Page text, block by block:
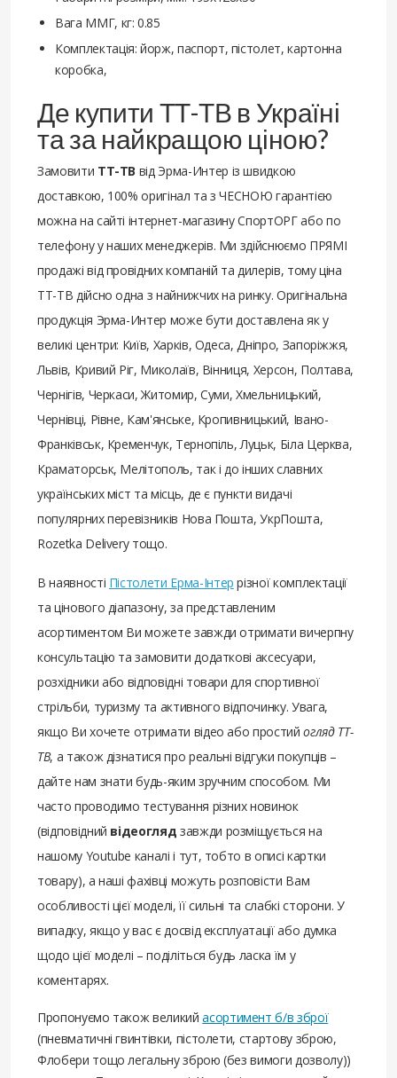
Вага ММГ, кг: 0.85
Комплектація: йорж, паспорт, пістолет, картонна
коробка,
Де купити ТТ-ТВ в Україні
та за найкращою ціною?
Замовити ТТ-ТВ від Эрма-Интер із швидкою
доставкою, 100% оригінал та з ЧЕСНОЮ гарантією
можна на сайті інтернет-магазину СпортОРГ або по
телефону у наших менеджерів. Ми здійснюємо ПРЯМІ
продажі від провідних компаній та дилерів, тому ціна
ТТ-ТВ дійсно одна з найнижчих на ринку. Оригінальна
продукція Эрма-Интер може бути доставлена ​​як у
великі центри: Київ, Харків, Одеса, Дніпро, Запоріжжя,
Львів, Кривий Ріг, Миколаїв, Вінниця, Херсон, Полтава,
Чернігів, Черкаси, Житомир, Суми, Хмельницький,
Чернівці, Рівне, Кам'янське, Кропивницький, Івано-
Франківськ, Кременчук, Тернопіль, Луцьк, Біла Церква,
Краматорськ, Мелітополь, так і до інших славних
українських міст та місць, де є пункти видачі
популярних перевізників Нова Пошта, УкрПошта,
Rozetka Delivery тощо.
В наявності Пістолети Ерма-Інтер різної комплектації
та цінового діапазону, за представленим
асортиментом Ви можете завжди отримати вичерпну
консультацію та замовити додаткові аксесуари,
розхідники або відповідні товари для спортивної
стрільби, туризму та активного відпочинку. Увага,
якщо Ви хочете отримати відео або простийогляд ТТ-
ТВ, а також дізнатися про реальні відгуки покупців –
дайте нам знати будь-яким зручним способом. Ми
часто проводимо тестування різних новинок
(відповідний відеогляд завжди розміщується на
нашому Youtube каналі і тут, тобто в описі картки
товару), а наші фахівці можуть розповісти Вам
особливості цієї моделі, її сильні та слабкі сторони. У
випадку, якщо у вас є досвід експлуатації або думка
щодо цієї моделі – поділіться будь ласка їм у
коментарях.
Пропонуємо також великийасортимент б/в зброї
(пневматичні гвинтівки, пістолети, стартову зброю,
Флобери тощо легальну зброю (без вимоги дозволу))